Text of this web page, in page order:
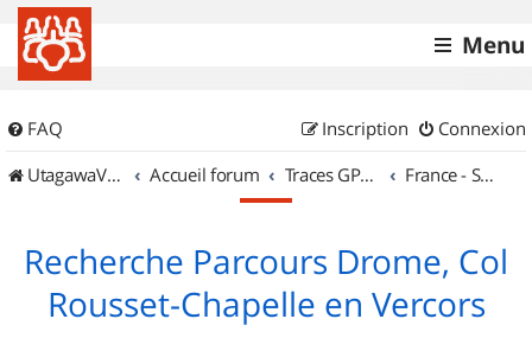
Menu
FAQ Connexion
Inscription
UtagawaVTT (Randos VTT et VTTAE avec traces GPS)
Accueil forum Traces GPS de randos VTT France - Sud Est
Recherche Parcours Drome, Col
Rousset-Chapelle en Vercors